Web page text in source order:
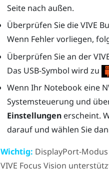
Seite nach außen.
Überprüfen Sie dieVIVE
Wenn Fehler vorliegen,
Überprüfen Sie an der
Das USB-Symbol wird zu
Wenn Ihr Notebook eine
Systemsteuerung und
Einstellungenerscheint.
darauf und wählen Sie
Wichtig: DisplayPort-
VIVE Focus Vision